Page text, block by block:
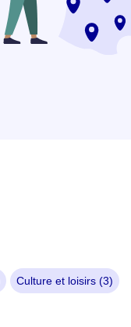
Culture et loisirs (3)